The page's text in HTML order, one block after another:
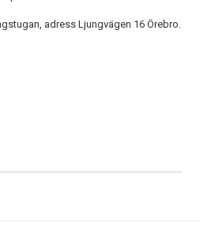
adress Ljungvägen 16 Örebro.